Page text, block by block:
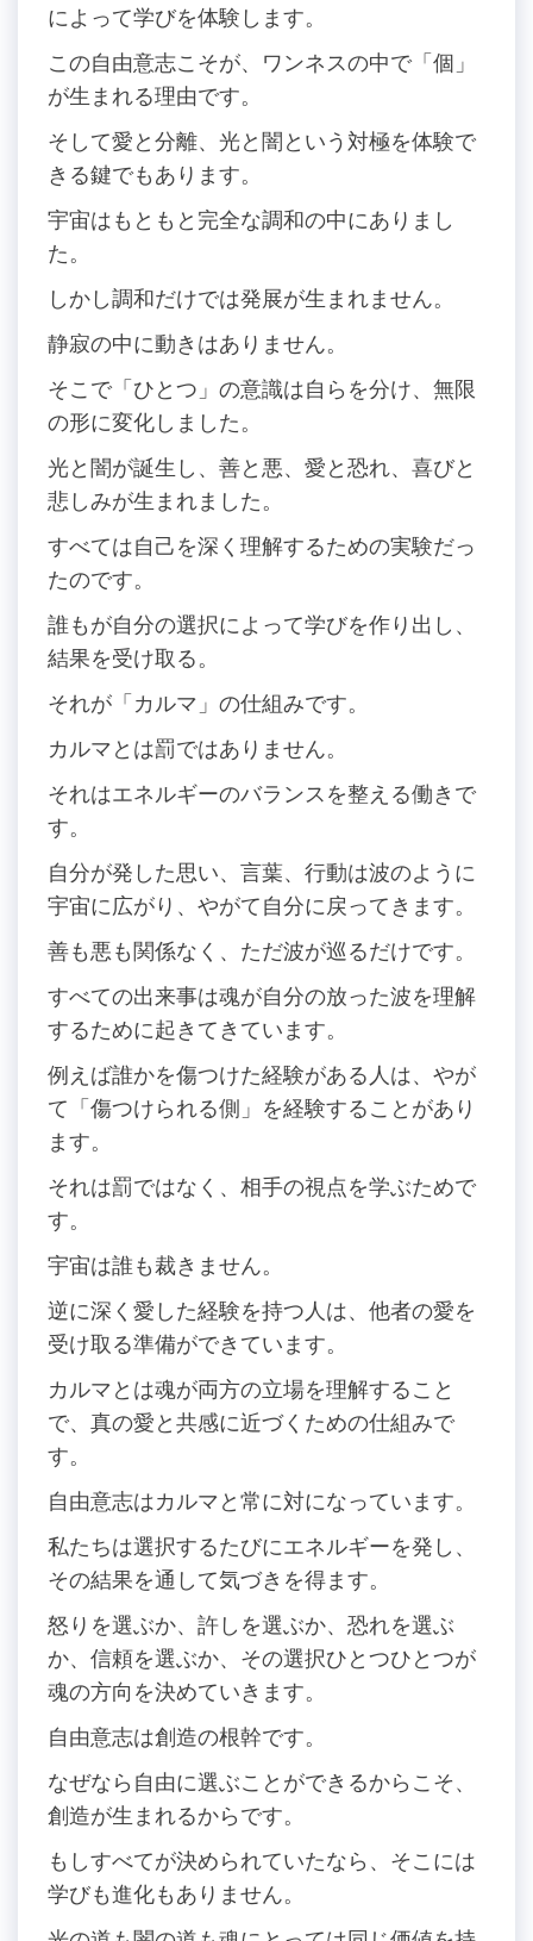
によって学びを体験します。
この自由意志こそが、ワンネスの中で「個」
が生まれる理由です。
そして愛と分離、光と闇という対極を体験で
きる鍵でもあります。
宇宙はもともと完全な調和の中にありまし
た。
しかし調和だけでは発展が生まれません。
静寂の中に動きはありません。
そこで「ひとつ」の意識は自らを分け、無限
の形に変化しました。
光と闇が誕生し、善と悪、愛と恐れ、喜びと
悲しみが生まれました。
すべては自己を深く理解するための実験だっ
たのです。
誰もが自分の選択によって学びを作り出し、
結果を受け取る。
それが「カルマ」の仕組みです。
カルマとは罰ではありません。
それはエネルギーのバランスを整える働きで
す。
自分が発した思い、言葉、行動は波のように
宇宙に広がり、やがて自分に戻ってきます。
善も悪も関係なく、ただ波が巡るだけです。
すべての出来事は魂が自分の放った波を理解
するために起きてきています。
例えば誰かを傷つけた経験がある人は、やが
て「傷つけられる側」を経験することがあり
ます。
それは罰ではなく、相手の視点を学ぶためで
す。
宇宙は誰も裁きません。
逆に深く愛した経験を持つ人は、他者の愛を
受け取る準備ができています。
カルマとは魂が両方の立場を理解すること
で、真の愛と共感に近づくための仕組みで
す。
自由意志はカルマと常に対になっています。
私たちは選択するたびにエネルギーを発し、
その結果を通して気づきを得ます。
怒りを選ぶか、許しを選ぶか、恐れを選ぶ
か、信頼を選ぶか、その選択ひとつひとつが
魂の方向を決めていきます。
自由意志は創造の根幹です。
なぜなら自由に選ぶことができるからこそ、
創造が生まれるからです。
もしすべてが決められていたなら、そこには
学びも進化もありません。